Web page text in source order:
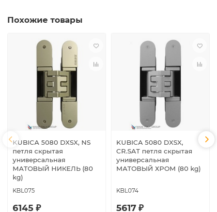
Похожие товары
KUBICA 5080 DXSX, NS
петля скрытая
универсальная
МАТОВЫЙ НИКЕЛЬ (80
kg)
KBL075
6145 ₽
KUBICA 5080 DXSX,
CR.SAT петля скрытая
универсальная
МАТОВЫЙ ХРОМ (80 kg)
KBL074
5617 ₽